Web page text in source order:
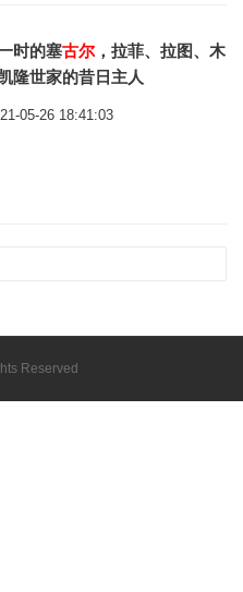
时的塞古尔 ，拉菲、拉图、木
隆世家的昔日主人
05-26 18:41:03
Reserved